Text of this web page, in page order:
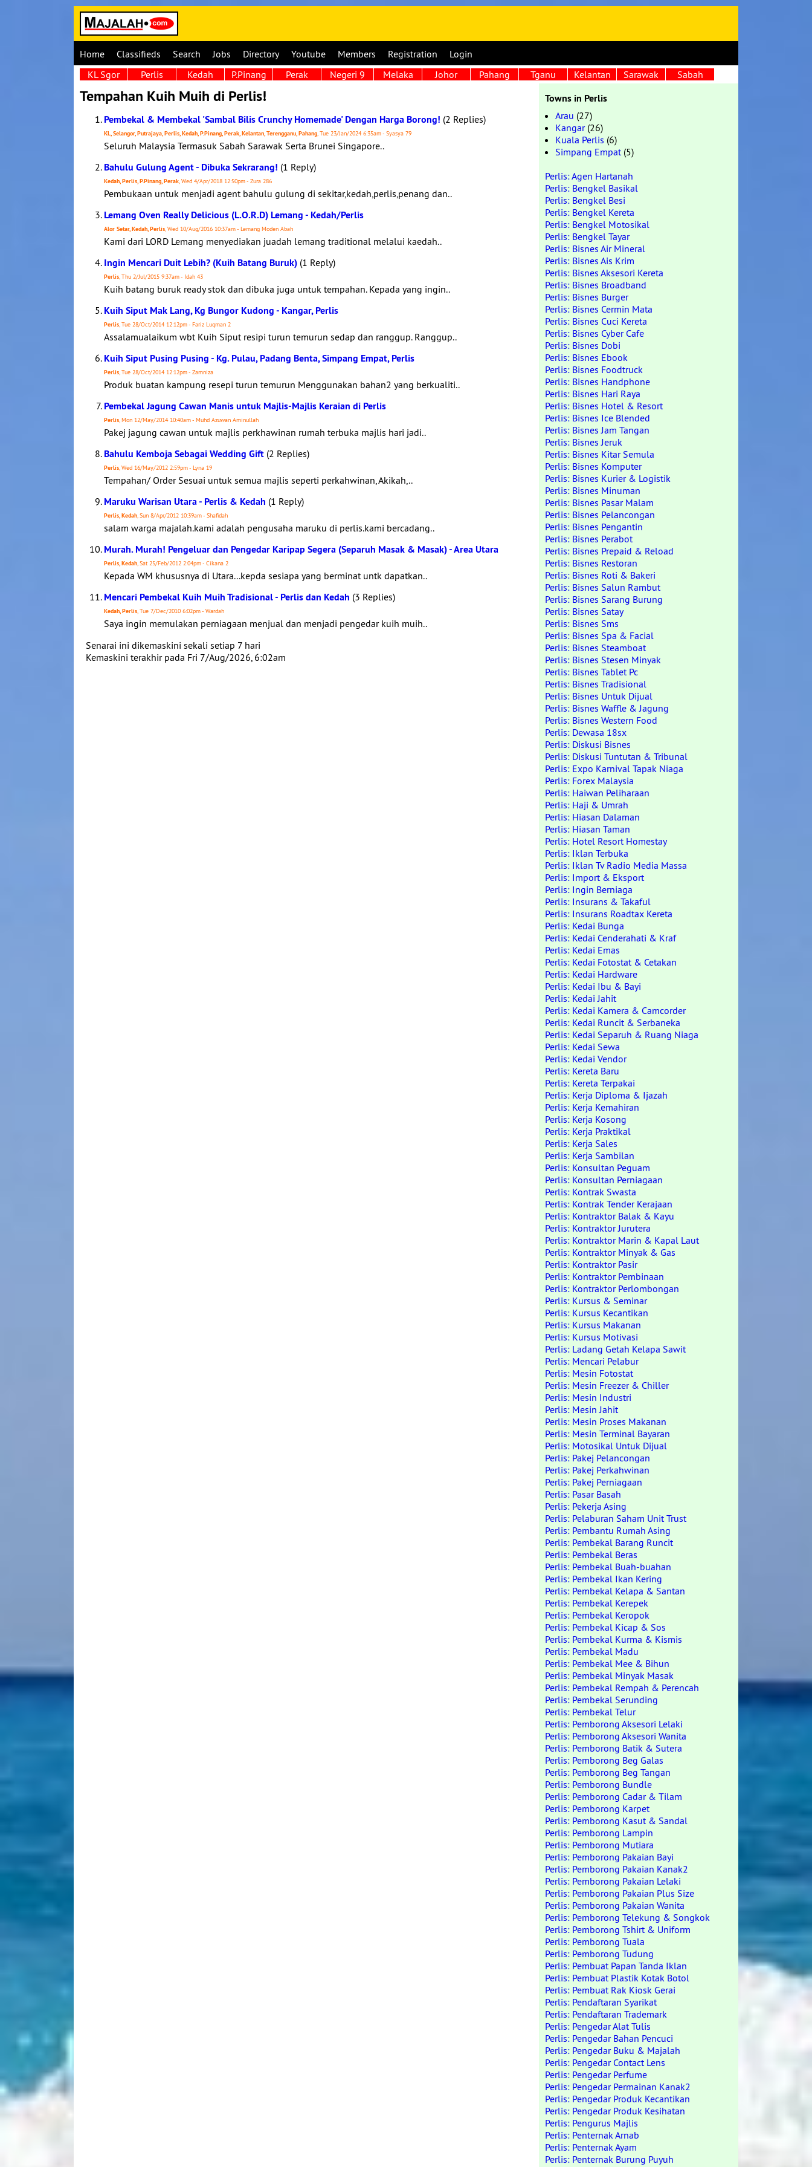
Home Classifieds Search Jobs Directory Youtube Members Registration
Login
KL Sgor
Perlis Kedah P.Pinang Perak Negeri 9 Melaka Johor Pahang Tganu Kelantan Sarawak Sabah
Tempahan Kuih Muih di Perlis!
Pembekal & Membekal 'Sambal Bilis Crunchy Homemade' Dengan Harga Borong! (2 Replies)
KL, Selangor, Putrajaya, Perlis, Kedah, P.Pinang, Perak, Kelantan, Terengganu, Pahang, Tue 23/Jan/2024 6:35am - Syasya 79
Seluruh Malaysia Termasuk Sabah Sarawak Serta Brunei Singapore..
Bahulu Gulung Agent - Dibuka Sekrarang! (1 Reply)
Kedah, Perlis, P.Pinang, Perak, Wed 4/Apr/2018 12:50pm - Zura 286
Pembukaan untuk menjadi agent bahulu gulung di sekitar,kedah,perlis,penang dan..
Lemang Oven Really Delicious (L.O.R.D) Lemang - Kedah/Perlis
Alor Setar, Kedah, Perlis, Wed 10/Aug/2016 10:37am - Lemang Moden Abah
Kami dari LORD Lemang menyediakan juadah lemang traditional melalui kaedah..
Ingin Mencari Duit Lebih? (Kuih Batang Buruk) (1 Reply)
Perlis, Thu 2/Jul/2015 9:37am - Idah 43
Kuih batang buruk ready stok dan dibuka juga untuk tempahan. Kepada yang ingin..
Kuih Siput Mak Lang, Kg Bungor Kudong - Kangar, Perlis
Perlis, Tue 28/Oct/2014 12:12pm - Fariz Luqman 2
Assalamualaikum wbt Kuih Siput resipi turun temurun sedap dan ranggup. Ranggup..
Kuih Siput Pusing Pusing - Kg. Pulau, Padang Benta, Simpang Empat, Perlis
Perlis, Tue 28/Oct/2014 12:12pm - Zamniza
Produk buatan kampung resepi turun temurun Menggunakan bahan2 yang berkualiti..
Pembekal Jagung Cawan Manis untuk Majlis-Majlis Keraian di Perlis
Perlis, Mon 12/May/2014 10:40am - Muhd Azuwan Aminullah
Pakej jagung cawan untuk majlis perkhawinan rumah terbuka majlis hari jadi..
Bahulu Kemboja Sebagai Wedding Gift (2 Replies)
Perlis, Wed 16/May/2012 2:59pm - Lyna 19
Tempahan/ Order Sesuai untuk semua majlis seperti perkahwinan, Akikah,..
Maruku Warisan Utara - Perlis & Kedah (1 Reply)
Perlis, Kedah, Sun 8/Apr/2012 10:39am - Shafidah
salam warga majalah.kami adalah pengusaha maruku di perlis.kami bercadang..
Murah. Murah! Pengeluar dan Pengedar Karipap Segera (Separuh Masak & Masak) - Area Utara
Perlis, Kedah, Sat 25/Feb/2012 2:04pm - Cikana 2
Kepada WM khususnya di Utara...kepda sesiapa yang berminat untk dapatkan..
Mencari Pembekal Kuih Muih Tradisional - Perlis dan Kedah (3 Replies)
Kedah, Perlis, Tue 7/Dec/2010 6:02pm - Wardah
Saya ingin memulakan perniagaan menjual dan menjadi pengedar kuih muih..
Senarai ini dikemaskini sekali setiap 7 hari
Kemaskini terakhir pada Fri 7/Aug/2026, 6:02am
Towns in Perlis
Arau (27)
Kangar(26)
Kuala Perlis (6)
Simpang Empat(5)
Perlis: Agen Hartanah
Perlis: Bengkel Basikal
Perlis: Bengkel Besi
Perlis: Bengkel Kereta
Perlis: Bengkel Motosikal
Perlis: Bengkel Tayar
Perlis: Bisnes Air Mineral
Perlis: Bisnes Ais Krim
Perlis: Bisnes Aksesori Kereta
Perlis: Bisnes Broadband
Perlis: Bisnes Burger
Perlis: Bisnes Cermin Mata
Perlis: Bisnes Cuci Kereta
Perlis: Bisnes Cyber Cafe
Perlis: Bisnes Dobi
Perlis: Bisnes Ebook
Perlis: Bisnes Foodtruck
Perlis: Bisnes Handphone
Perlis: Bisnes Hari Raya
Perlis: Bisnes Hotel & Resort
Perlis: Bisnes Ice Blended
Perlis: Bisnes Jam Tangan
Perlis: Bisnes Jeruk
Perlis: Bisnes Kitar Semula
Perlis: Bisnes Komputer
Perlis: Bisnes Kurier & Logistik
Perlis: Bisnes Minuman
Perlis: Bisnes Pasar Malam
Perlis: Bisnes Pelancongan
Perlis: Bisnes Pengantin
Perlis: Bisnes Perabot
Perlis: Bisnes Prepaid & Reload
Perlis: Bisnes Restoran
Perlis: Bisnes Roti & Bakeri
Perlis: Bisnes Salun Rambut
Perlis: Bisnes Sarang Burung
Perlis: Bisnes Satay
Perlis: Bisnes Sms
Perlis: Bisnes Spa & Facial
Perlis: Bisnes Steamboat
Perlis: Bisnes Stesen Minyak
Perlis: Bisnes Tablet Pc
Perlis: Bisnes Tradisional
Perlis: Bisnes Untuk Dijual
Perlis: Bisnes Waffle & Jagung
Perlis: Bisnes Western Food
Perlis: Dewasa 18sx
Perlis: Diskusi Bisnes
Perlis: Diskusi Tuntutan & Tribunal
Perlis: Expo Karnival Tapak Niaga
Perlis: Forex Malaysia
Perlis: Haiwan Peliharaan
Perlis: Haji & Umrah
Perlis: Hiasan Dalaman
Perlis: Hiasan Taman
Perlis: Hotel Resort Homestay
Perlis: Iklan Terbuka
Perlis: Iklan Tv Radio Media Massa
Perlis: Import & Eksport
Perlis: Ingin Berniaga
Perlis: Insurans & Takaful
Perlis: Insurans Roadtax Kereta
Perlis: Kedai Bunga
Perlis: Kedai Cenderahati & Kraf
Perlis: Kedai Emas
Perlis: Kedai Fotostat & Cetakan
Perlis: Kedai Hardware
Perlis: Kedai Ibu & Bayi
Perlis: Kedai Jahit
Perlis: Kedai Kamera & Camcorder
Perlis: Kedai Runcit & Serbaneka
Perlis: Kedai Separuh & Ruang Niaga
Perlis: Kedai Sewa
Perlis: Kedai Vendor
Perlis: Kereta Baru
Perlis: Kereta Terpakai
Perlis: Kerja Diploma & Ijazah
Perlis: Kerja Kemahiran
Perlis: Kerja Kosong
Perlis: Kerja Praktikal
Perlis: Kerja Sales
Perlis: Kerja Sambilan
Perlis: Konsultan Peguam
Perlis: Konsultan Perniagaan
Perlis: Kontrak Swasta
Perlis: Kontrak Tender Kerajaan
Perlis: Kontraktor Balak & Kayu
Perlis: Kontraktor Jurutera
Perlis: Kontraktor Marin & Kapal Laut
Perlis: Kontraktor Minyak & Gas
Perlis: Kontraktor Pasir
Perlis: Kontraktor Pembinaan
Perlis: Kontraktor Perlombongan
Perlis: Kursus & Seminar
Perlis: Kursus Kecantikan
Perlis: Kursus Makanan
Perlis: Kursus Motivasi
Perlis: Ladang Getah Kelapa Sawit
Perlis: Mencari Pelabur
Perlis: Mesin Fotostat
Perlis: Mesin Freezer & Chiller
Perlis: Mesin Industri
Perlis: Mesin Jahit
Perlis: Mesin Proses Makanan
Perlis: Mesin Terminal Bayaran
Perlis: Motosikal Untuk Dijual
Perlis: Pakej Pelancongan
Perlis: Pakej Perkahwinan
Perlis: Pakej Perniagaan
Perlis: Pasar Basah
Perlis: Pekerja Asing
Perlis: Pelaburan Saham Unit Trust
Perlis: Pembantu Rumah Asing
Perlis: Pembekal Barang Runcit
Perlis: Pembekal Beras
Perlis: Pembekal Buah-buahan
Perlis: Pembekal Ikan Kering
Perlis: Pembekal Kelapa & Santan
Perlis: Pembekal Kerepek
Perlis: Pembekal Keropok
Perlis: Pembekal Kicap & Sos
Perlis: Pembekal Kurma & Kismis
Perlis: Pembekal Madu
Perlis: Pembekal Mee & Bihun
Perlis: Pembekal Minyak Masak
Perlis: Pembekal Rempah & Perencah
Perlis: Pembekal Serunding
Perlis: Pembekal Telur
Perlis: Pemborong Aksesori Lelaki
Perlis: Pemborong Aksesori Wanita
Perlis: Pemborong Batik & Sutera
Perlis: Pemborong Beg Galas
Perlis: Pemborong Beg Tangan
Perlis: Pemborong Bundle
Perlis: Pemborong Cadar & Tilam
Perlis: Pemborong Karpet
Perlis: Pemborong Kasut & Sandal
Perlis: Pemborong Lampin
Perlis: Pemborong Mutiara
Perlis: Pemborong Pakaian Bayi
Perlis: Pemborong Pakaian Kanak2
Perlis: Pemborong Pakaian Lelaki
Perlis: Pemborong Pakaian Plus Size
Perlis: Pemborong Pakaian Wanita
Perlis: Pemborong Telekung & Songkok
Perlis: Pemborong Tshirt & Uniform
Perlis: Pemborong Tuala
Perlis: Pemborong Tudung
Perlis: Pembuat Papan Tanda Iklan
Perlis: Pembuat Plastik Kotak Botol
Perlis: Pembuat Rak Kiosk Gerai
Perlis: Pendaftaran Syarikat
Perlis: Pendaftaran Trademark
Perlis: Pengedar Alat Tulis
Perlis: Pengedar Bahan Pencuci
Perlis: Pengedar Buku & Majalah
Perlis: Pengedar Contact Lens
Perlis: Pengedar Perfume
Perlis: Pengedar Permainan Kanak2
Perlis: Pengedar Produk Kecantikan
Perlis: Pengedar Produk Kesihatan
Perlis: Pengurus Majlis
Perlis: Penternak Arnab
Perlis: Penternak Ayam
Perlis: Penternak Burung Puyuh